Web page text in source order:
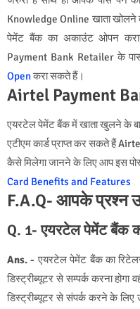
Knowledge Online खाता खोलने
पेमेंट बैंक का अकाउंट ओपन
Payment Bank Retailer के
Openकरा सकते हैं।
Airtel Payment
एयरटेल पेमेंट बैंक में खाता खुलने के
एटीएम कार्ड प्राप्‍त कर सकते हैं
कैसे मिलेगा जानने के लिए आप इस
Card Benefits and Features
F.A.Q- आपके प्रश्न
Q. 1- एयरटेल पेमेंट बैंक
Ans. - एयरटेल पेमेंट बैंक का
डिस्ट्रीब्यूटर से सम्पर्क करना
डिस्ट्रीब्यूटर से संपर्क करने के लिए